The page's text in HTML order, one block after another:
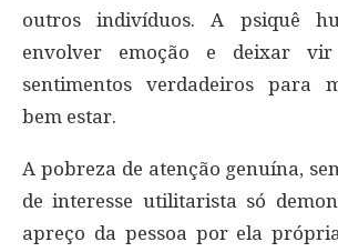
outros indivíduos. A psiquê
envolver emoção e deixar
sentimentos verdadeiros para
bem estar.
A pobreza de atenção genuína,
de interesse utilitarista só
apreço da pessoa por ela